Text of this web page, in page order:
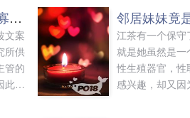
（红楼同人）红楼之孤家寡人+番外
文案
所供
管的
此丧
江茶有一个保
就是她虽然是一
性生殖器官，
感兴趣，却又